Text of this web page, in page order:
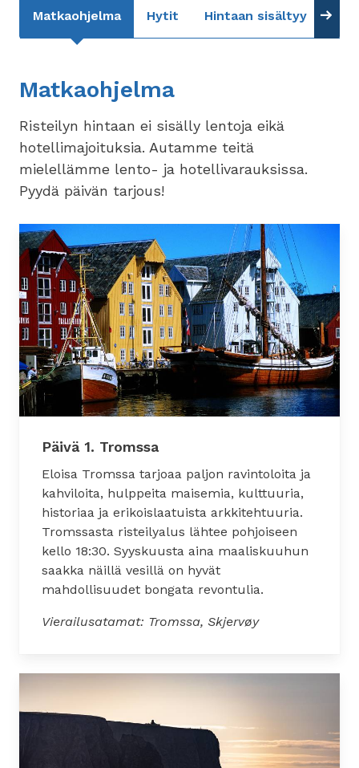
Matkaohjelma Hytit Hintaan sisältyy
Matkaohjelma
Risteilyn hintaan ei sisälly lentoja eikä
hotellimajoituksia. Autamme teitä
mielellämme lento- ja hotellivarauksissa.
Pyydä päivän tarjous!
Päivä 1. Tromssa
Eloisa Tromssa tarjoaa paljon ravintoloita ja
kahviloita, hulppeita maisemia, kulttuuria,
historiaa ja erikoislaatuista arkkitehtuuria.
Tromssasta risteilyalus lähtee pohjoiseen
kello 18:30. Syyskuusta aina maaliskuuhun
saakka näillä vesillä on hyvät
mahdollisuudet bongata revontulia.
Vierailusatamat: Tromssa, Skjervøy